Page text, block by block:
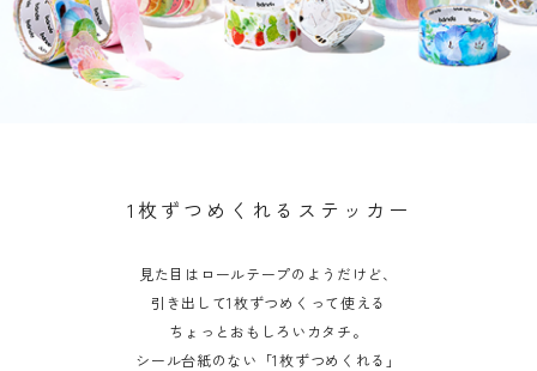
その他の商品
企業（法人）の皆様へ
1枚ずつめくれるステッカー
見た目はロールテープのようだけど、
引き出して1枚ずつめくって使える
ちょっとおもしろいカタチ。
シール台紙のない「1枚ずつめくれる」